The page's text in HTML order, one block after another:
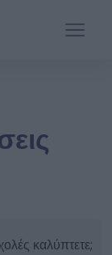
καλύπτετε;